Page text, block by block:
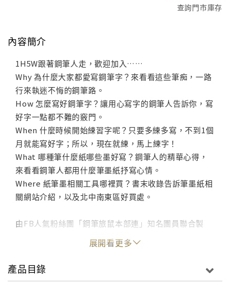
查詢門市庫存
內容簡介
1H5W跟著鋼筆人走，歡迎加入……
Why 為什麼大家都愛寫鋼筆字？來看看這些筆痴，一路
行來執迷不悔的鋼筆路。
How 怎麼寫好鋼筆字？讓用心寫字的鋼筆人告訴你，寫
好字一點都不難的竅門。
When 什麼時候開始練習字呢？只要多練多寫，不到1個
月就能寫好字；所以，現在就練，馬上練字！
What 哪種筆什麼紙哪些墨好寫？鋼筆人的精華心得，
來看看鋼筆人都用什麼筆墨紙抒寫心情。
Where 紙筆墨相關工具哪裡買？書末收錄告訴筆墨紙相
關網站介紹，以及北中南東區好買處。
由FB人氣粉絲團「鋼筆旅鼠本部連」知名團員聯合製
作，除了秀出鋼筆前輩們快樂書寫的墨寶外，亦分享他
們的書寫經歷，以及在買筆、買紙、買墨水這條「不歸
路」的心情，讓初入筆坑的讀者有些許的認識，不要盲
目追尋名筆，瞭解並漸漸進入筆墨紙之間和諧搭配的藝
展開看更多
產品目錄